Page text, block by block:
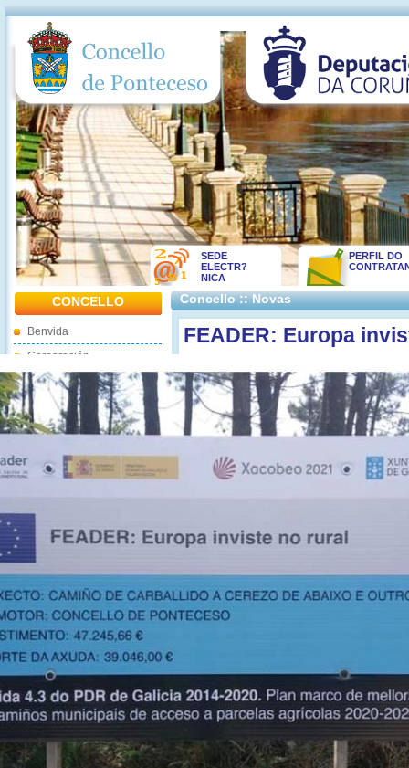
SEDE
ELECTR?
NICA
PERFIL DO
CONCELLO
Benvida
Corporación
Cadro Persoal
Convenios
Contratos
Acordos
Informes PMP
Teléfonos interese
DEPARTAMENTOS
Administración
Servizos Sociais
Emprego
Cultura e Deportes
Patrimonio
DATOS XERAIS
Concello :: Novas
FEADER: Europa